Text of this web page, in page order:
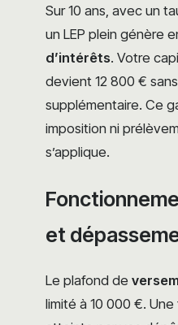
Sur 10 ans, avec un
un LEP plein génère
d’intérêts. Votre
devient 12 800 €
supplémentaire. Ce
imposition ni
s’applique.
et
Le plafond de
limité à 10 000 €.